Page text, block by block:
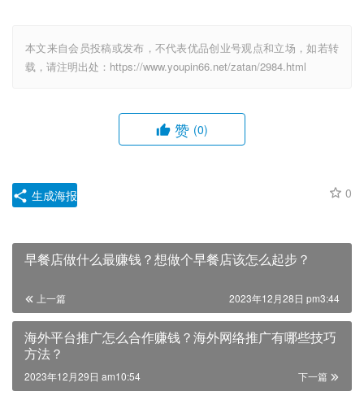
本文来自会员投稿或发布，不代表优品创业号观点和立场，如若转
载，请注明出处：https://www.youpin66.net/zatan/2984.html
赞 (0)
0
生成海报
早餐店做什么最赚钱？想做个早餐店该怎么起步？
上一篇 2023年12月28日 pm3:44
海外平台推广怎么合作赚钱？海外网络推广有哪些技巧
方法？
下一篇
2023年12月29日 am10:54